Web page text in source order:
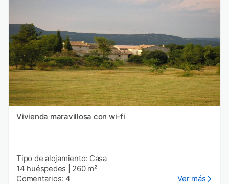
Vivienda maravillosa con wi-fi
Tipo de alojamiento: Casa
14 huéspedes
260 m²
Comentarios: 4
Ver más